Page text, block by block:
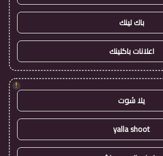
باك لينك
اعلانات باكلينك
!
يلا شوت
yalla shoot